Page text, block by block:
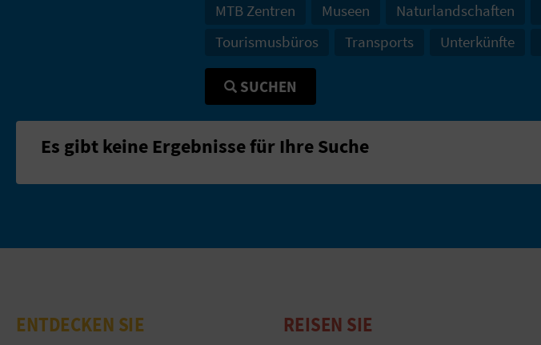
MTB Zentren
Museen Naturlandschaften
Tourismusbüros
Transports Unterkünfte
SUCHEN
Es gibt keine Ergebnisse für Ihre Suche
ENTDECKEN SIE REISEN SIE